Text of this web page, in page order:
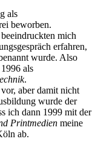
als
beworben.
mich
erfahren,
wurde. Also
als
.
aber damit nicht
wurde der
ich dann 1999 mit der
Printmedien meine
ab.